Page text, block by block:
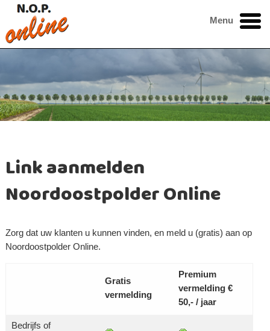
Menu
Link aanmelden
Noordoostpolder Online
Zorg dat uw klanten u kunnen vinden, en meld u (gratis) aan op
Noordoostpolder Online.
Gratis
vermelding
Premium
vermelding €
50,- / jaar
Bedrijfs of